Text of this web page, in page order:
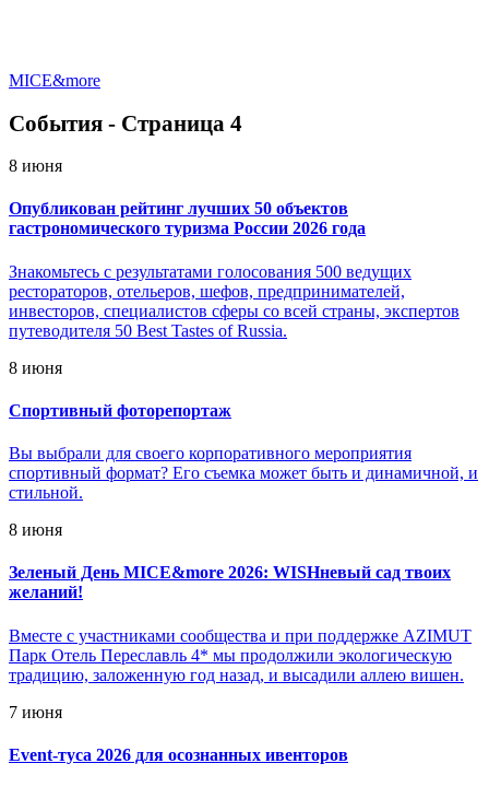
MICE&more
События - Страница 4
8 июня
Опубликован рейтинг лучших 50 объектов
гастрономического туризма России 2026 года
Знакомьтесь с результатами голосования 500 ведущих
рестораторов, отельеров, шефов, предпринимателей,
инвесторов, специалистов сферы со всей страны, экспертов
путеводителя 50 Best Tastes of Russia.
8 июня
Спортивный фоторепортаж
Вы выбрали для своего корпоративного мероприятия
спортивный формат? Его съемка может быть и динамичной, и
стильной.
8 июня
Зеленый День MICE&more 2026: WISHневый сад твоих
желаний!
Вместе с участниками сообщества и при поддержке AZIMUT
Парк Отель Переславль 4* мы продолжили экологическую
традицию, заложенную год назад, и высадили аллею вишен.
7 июня
Event-туса 2026 для осознанных ивенторов